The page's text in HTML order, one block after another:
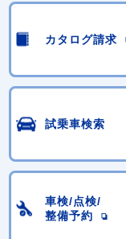
カタログ請求
試乗車検索
車検/点検/
整備予約